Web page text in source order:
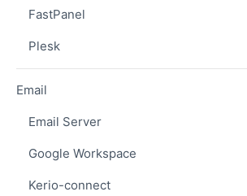
FastPanel
Plesk
Email
Email Server
Google Workspace
Kerio-connect